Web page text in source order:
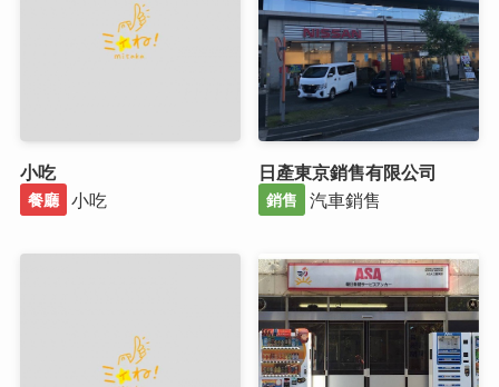
小吃
餐廳 小吃
日產東京銷售有限公司
銷售 汽車銷售